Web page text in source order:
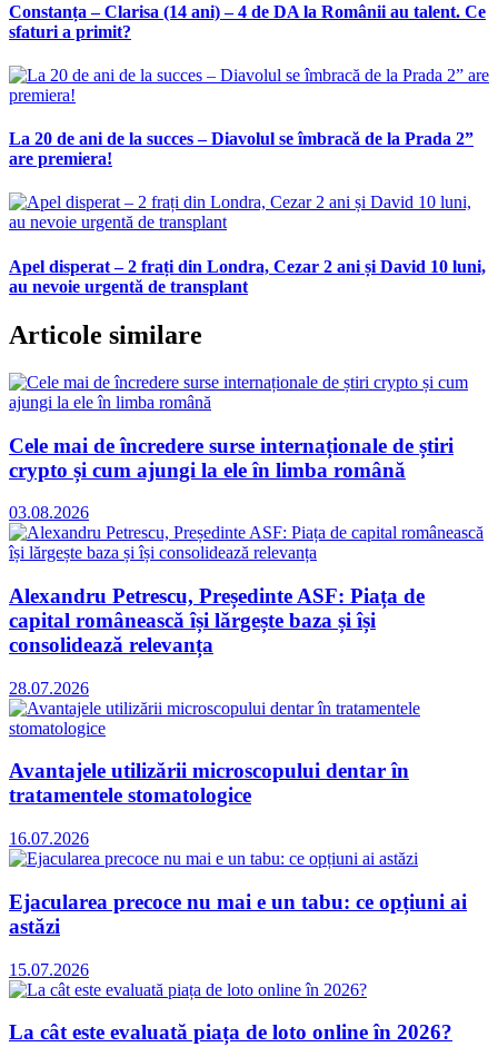
Constanța – Clarisa (14 ani) – 4 de DA la Românii au talent. Ce
sfaturi a primit?
La 20 de ani de la succes – Diavolul se îmbracă de la Prada 2”
are premiera!
Apel disperat – 2 frați din Londra, Cezar 2 ani și David 10 luni,
au nevoie urgentă de transplant
Articole similare
Cele mai de încredere surse internaționale de știri
crypto și cum ajungi la ele în limba română
03.08.2026
Alexandru Petrescu, Președinte ASF: Piața de
capital românească își lărgește baza și își
consolidează relevanța
28.07.2026
Avantajele utilizării microscopului dentar în
tratamentele stomatologice
16.07.2026
Ejacularea precoce nu mai e un tabu: ce opțiuni ai
astăzi
15.07.2026
La cât este evaluată piața de loto online în 2026?